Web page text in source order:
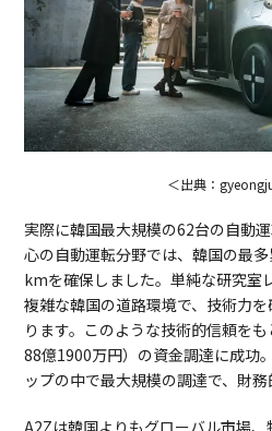
＜出典：
実際に韓国最大規模の62台の自動
心の自動運転分野では、韓国の最
kmを確保しました。単純な研究室
複雑な韓国の道路環境で、技術力
ります。このような技術的信頼を
88億1900万円）の資金調達に成功
ップの中で最大規模の調達で、財務
A2Zは韓国よりもグローバル市場